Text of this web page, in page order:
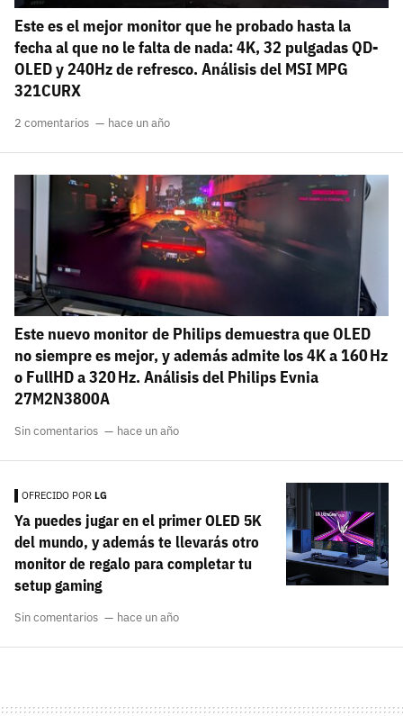
Este es el mejor monitor que he probado hasta la
fecha al que no le falta de nada: 4K, 32 pulgadas QD-
OLED y 240Hz de refresco. Análisis del MSI MPG
321CURX
2 comentarios hace un año
Este nuevo monitor de Philips demuestra que OLED
no siempre es mejor, y además admite los 4K a 160 Hz
o FullHD a 320 Hz. Análisis del Philips Evnia
27M2N3800A
Sin comentarios hace un año
OFRECIDO POR LG
Ya puedes jugar en el primer OLED 5K
del mundo, y además te llevarás otro
monitor de regalo para completar tu
setup gaming
Sin comentarios hace un año